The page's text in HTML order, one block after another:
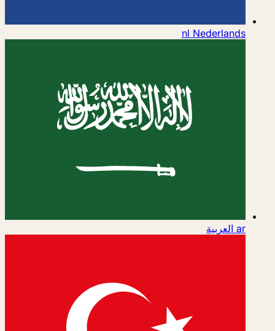
nl Nederlands
ar العربية